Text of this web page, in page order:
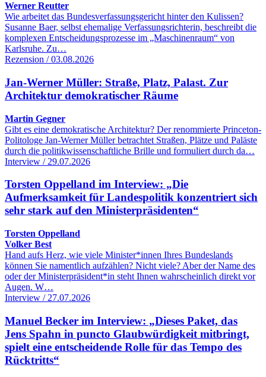
Werner Reutter
Wie arbeitet das Bundesverfassungsgericht hinter den Kulissen?
Susanne Baer, selbst ehemalige Verfassungsrichterin, beschreibt die
komplexen Entscheidungsprozesse im „Maschinenraum“ von
Karlsruhe. Zu…
Rezension / 03.08.2026
Jan-Werner Müller: Straße, Platz, Palast. Zur
Architektur demokratischer Räume
Martin Gegner
Gibt es eine demokratische Architektur? Der renommierte Princeton-
Politologe Jan-Werner Müller betrachtet Straßen, Plätze und Paläste
durch die politikwissenschaftliche Brille und formuliert durch da…
Interview / 29.07.2026
Torsten Oppelland im Interview: „Die
Aufmerksamkeit für Landespolitik konzentriert sich
sehr stark auf den Ministerpräsidenten“
Torsten Oppelland
Volker Best
Hand aufs Herz, wie viele Minister*innen Ihres Bundeslands
können Sie namentlich aufzählen? Nicht viele? Aber der Name des
oder der Ministerpräsident*in steht Ihnen wahrscheinlich direkt vor
Augen. W…
Interview / 27.07.2026
Manuel Becker im Interview: „Dieses Paket, das
Jens Spahn in puncto Glaubwürdigkeit mitbringt,
spielt eine entscheidende Rolle für das Tempo des
Rücktritts“